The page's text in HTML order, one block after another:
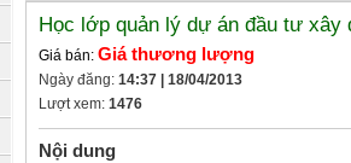
Học lớp quản lý dự án đầu tư xây
Giá bán: Giá thương lượng
Ngày đăng: 14:37 | 18/04/2013
Lượt xem: 1476
Nội dung